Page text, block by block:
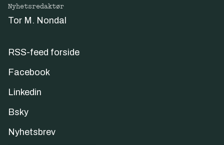
Nyhetsredaktør
Tor M. Nondal
RSS-feed forside
Facebook
Linkedin
Bsky
Nyhetsbrev